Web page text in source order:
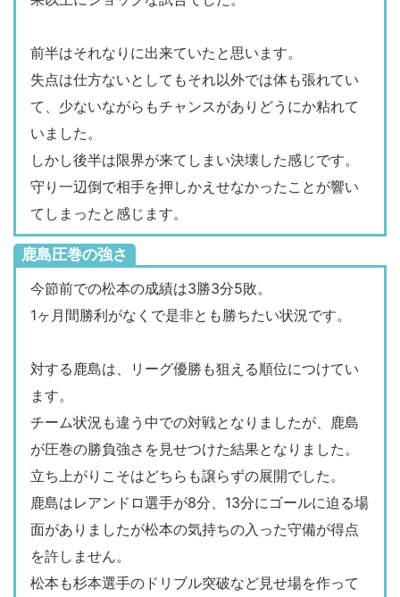
前半はそれなりに出来ていたと思います。
失点は仕方ないとしてもそれ以外では体も張れてい
て、少ないながらもチャンスがありどうにか粘れて
いました。
しかし後半は限界が来てしまい決壊した感じです。
守り一辺倒で相手を押しかえせなかったことが響い
てしまったと感じます。
鹿島圧巻の強さ
今節前での松本の成績は3勝3分5敗。
1ヶ月間勝利がなくで是非とも勝ちたい状況です。
対する鹿島は、リーグ優勝も狙える順位につけてい
ます。
チーム状況も違う中での対戦となりましたが、鹿島
が圧巻の勝負強さを見せつけた結果となりました。
立ち上がりこそはどちらも譲らずの展開でした。
鹿島はレアンドロ選手が8分、13分にゴールに迫る場
面がありましたが松本の気持ちの入った守備が得点
を許しません。
松本も杉本選手のドリブル突破など見せ場を作って